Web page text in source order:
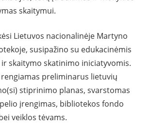
skaitymui.
Lietuvos nacionalinėje Martyno
susipažino su edukacinėmis
skaitymo skatinimo iniciatyvomis.
preliminarus lietuvių
stiprinimo planas, svarstomas
įrengimas, bibliotekos fondo
veiklos tėvams.